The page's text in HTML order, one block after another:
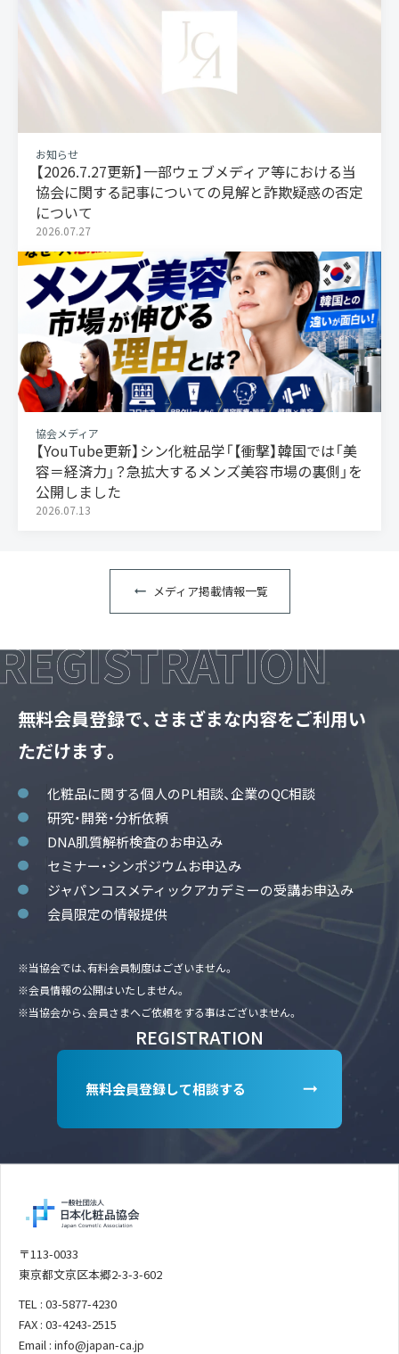
お知らせ
【2026.7.27更新】一部ウェブメディア等における当
協会に関する記事についての見解と詐欺疑惑の否定
について
2026.07.27
協会メディア
【YouTube更新】シン化粧品学「【衝撃】韓国では「美
容＝経済力」？急拡大するメンズ美容市場の裏側」を
公開しました
2026.07.13
メディア掲載情報一覧
無料会員登録で、さまざまな内容をご利用い
ただけます。
化粧品に関する個人のPL相談、企業のQC相談
研究・開発・分析依頼
DNA肌質解析検査のお申込み
セミナー・シンポジウムお申込み
ジャパンコスメティックアカデミーの受講お申込み
会員限定の情報提供
※当協会では、有料会員制度はございません。
※会員情報の公開はいたしません。
※当協会から、会員さまへご依頼をする事はございません。
REGISTRATION
無料会員登録して相談する
〒113-0033
東京都文京区本郷2-3-3-602
TEL : 03-5877-4230
FAX : 03-4243-2515
Email : info@japan-ca.jp